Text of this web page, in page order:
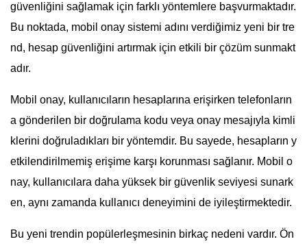
güvenliğini sağlamak için farklı yöntemlere başvurmaktadır.
Bu noktada, mobil onay sistemi adını verdiğimiz yeni bir tre
nd, hesap güvenliğini artırmak için etkili bir çözüm sunmakt
adır.
Mobil onay, kullanıcıların hesaplarına erişirken telefonların
a gönderilen bir doğrulama kodu veya onay mesajıyla kimli
klerini doğruladıkları bir yöntemdir. Bu sayede, hesapların y
etkilendirilmemiş erişime karşı korunması sağlanır. Mobil o
nay, kullanıcılara daha yüksek bir güvenlik seviyesi sunark
en, aynı zamanda kullanıcı deneyimini de iyileştirmektedir.
Bu yeni trendin popülerleşmesinin birkaç nedeni vardır. Ön